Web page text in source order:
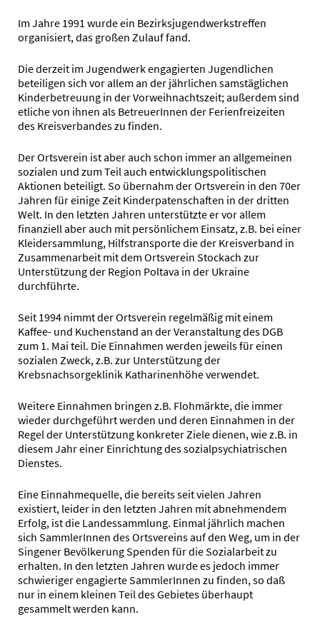
Im Jahre 1991 wurde ein Bezirksjugendwerkstreffen
organisiert, das großen Zulauf fand.
Die derzeit im Jugendwerk engagierten Jugendlichen
beteiligen sich vor allem an der jährlichen samstäglichen
Kinderbetreuung in der Vorweihnachtszeit; außerdem sind
etliche von ihnen als BetreuerInnen der Ferienfreizeiten
des Kreisverbandes zu finden.
Der Ortsverein ist aber auch schon immer an allgemeinen
sozialen und zum Teil auch entwicklungspolitischen
Aktionen beteiligt. So übernahm der Ortsverein in den 70er
Jahren für einige Zeit Kinderpatenschaften in der dritten
Welt. In den letzten Jahren unterstützte er vor allem
finanziell aber auch mit persönlichem Einsatz, z.B. bei einer
Kleidersammlung, Hilfstransporte die der Kreisverband in
Zusammenarbeit mit dem Ortsverein Stockach zur
Unterstützung der Region Poltava in der Ukraine
durchführte.
Seit 1994 nimmt der Ortsverein regelmäßig mit einem
Kaffee- und Kuchenstand an der Veranstaltung des DGB
zum 1. Mai teil. Die Einnahmen werden jeweils für einen
sozialen Zweck, z.B. zur Unterstützung der
Krebsnachsorgeklinik Katharinenhöhe verwendet.
Weitere Einnahmen bringen z.B. Flohmärkte, die immer
wieder durchgeführt werden und deren Einnahmen in der
Regel der Unterstützung konkreter Ziele dienen, wie z.B. in
diesem Jahr einer Einrichtung des sozialpsychiatrischen
Dienstes.
Eine Einnahmequelle, die bereits seit vielen Jahren
existiert, leider in den letzten Jahren mit abnehmendem
Erfolg, ist die Landessammlung. Einmal jährlich machen
sich SammlerInnen des Ortsvereins auf den Weg, um in der
Singener Bevölkerung Spenden für die Sozialarbeit zu
erhalten. In den letzten Jahren wurde es jedoch immer
schwieriger engagierte SammlerInnen zu finden, so daß
nur in einem kleinen Teil des Gebietes überhaupt
gesammelt werden kann.